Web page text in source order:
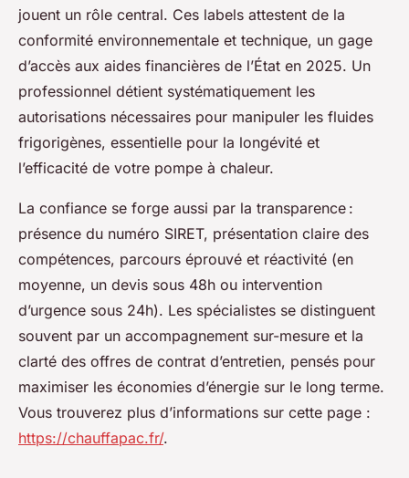
jouent un rôle central. Ces labels attestent de la
conformité environnementale et technique, un gage
d’accès aux aides financières de l’État en 2025. Un
professionnel détient systématiquement les
autorisations nécessaires pour manipuler les fluides
frigorigènes, essentielle pour la longévité et
l’efficacité de votre pompe à chaleur.
La confiance se forge aussi par la transparence :
présence du numéro SIRET, présentation claire des
compétences, parcours éprouvé et réactivité (en
moyenne, un devis sous 48h ou intervention
d’urgence sous 24h). Les spécialistes se distinguent
souvent par un accompagnement sur-mesure et la
clarté des offres de contrat d’entretien, pensés pour
maximiser les économies d’énergie sur le long terme.
Vous trouverez plus d’informations sur cette page :
https://chauffapac.fr/.